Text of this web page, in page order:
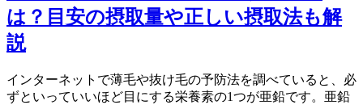
は？目安の摂取量や正しい摂取法も解
説
インターネットで薄毛や抜け毛の予防法を調べていると、必
ずといっていいほど目にする栄養素の1つが亜鉛です。亜鉛